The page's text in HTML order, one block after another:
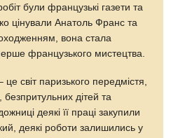
були французькі газети та
цінували Анатоль Франс та
вона стала
французького мистецтва.
світ паризького передмістя,
безпритульних дітей та
деякі її праці закупили
деякі роботи залишились у